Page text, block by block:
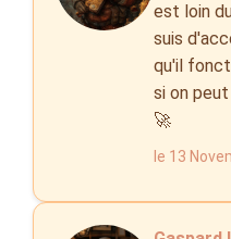
est loin
suis
qu'il
si on
🚀
le 13